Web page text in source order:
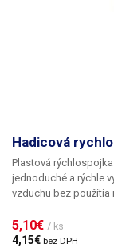
Hadicová
Plastová
jednoduché a rýchle
vzduchu bez použitia
5,10€ / ks
4,15€ bez DPH